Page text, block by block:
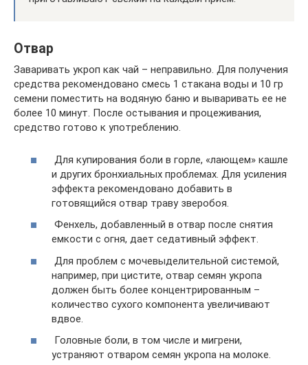
Отвар
Заваривать укроп как чай – неправильно. Для получения
средства рекомендовано смесь 1 стакана воды и 10 гр
семени поместить на водяную баню и вываривать ее не
более 10 минут. После остывания и процеживания,
средство готово к употреблению.
Для купирования боли в горле, «лающем» кашле
и других бронхиальных проблемах. Для усиления
эффекта рекомендовано добавить в
готовящийся отвар траву зверобоя.
Фенхель, добавленный в отвар после снятия
емкости с огня, дает седативный эффект.
Для проблем с мочевыделительной системой,
например, при цистите, отвар семян укропа
должен быть более концентрированным –
количество сухого компонента увеличивают
вдвое.
Головные боли, в том числе и мигрени,
устраняют отваром семян укропа на молоке.